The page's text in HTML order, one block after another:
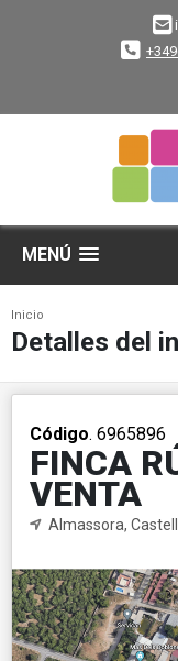
MENÚ
Inicio
Detalles del
Código. 6965896
FINCA
VENTA
Almassora,